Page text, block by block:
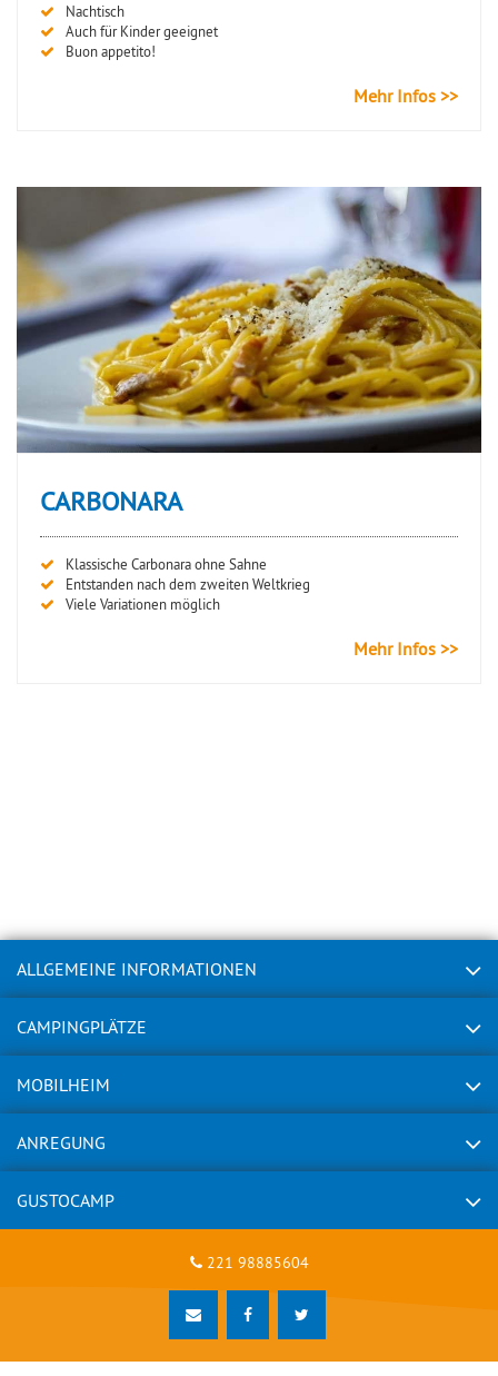
Nachtisch
Auch für Kinder geeignet
Buon appetito!
Mehr Infos >>
CARBONARA
Klassische Carbonara ohne Sahne
Entstanden nach dem zweiten Weltkrieg
Viele Variationen möglich
Mehr Infos >>
ALLGEMEINE INFORMATIONEN
CAMPINGPLÄTZE
MOBILHEIM
ANREGUNG
GUSTOCAMP
221 98885604